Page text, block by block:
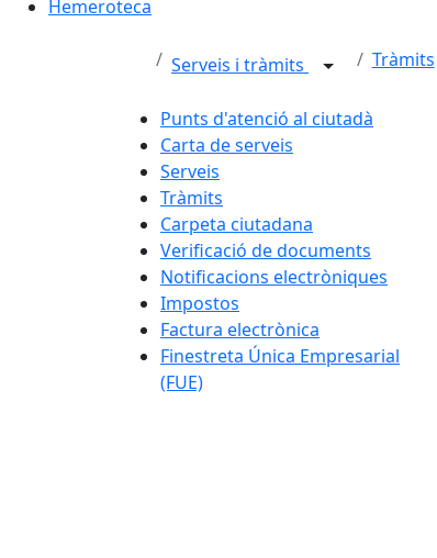
Hemeroteca
Serveis i tràmits Tràmits
Punts d'atenció al ciutadà
Carta de serveis
Serveis
Tràmits
Carpeta ciutadana
Verificació de documents
Notificacions electròniques
Impostos
Factura electrònica
Finestreta Única Empresarial
(FUE)